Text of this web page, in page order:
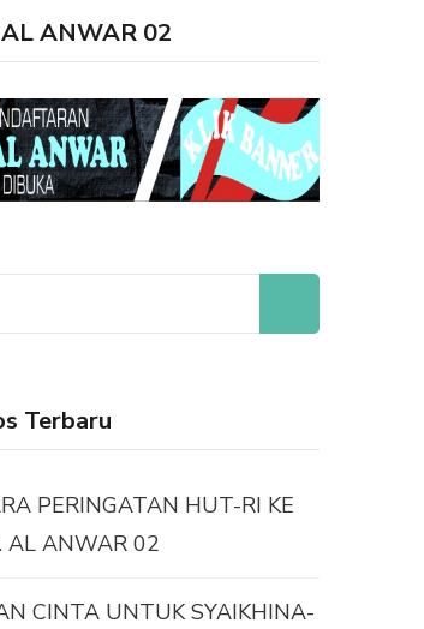
ANWAR 02
Terbaru
PERINGATAN HUT-RI KE
AL ANWAR 02
CINTA UNTUK SYAIKHINA-